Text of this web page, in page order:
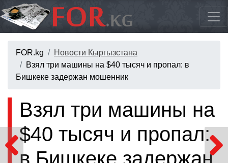
FOR.kg
Новости Кыргызстана
Взял три машины на $40 тысяч и пропал: в
Бишкеке задержан мошенник
Взял три машины на
$40 тысяч и пропал: